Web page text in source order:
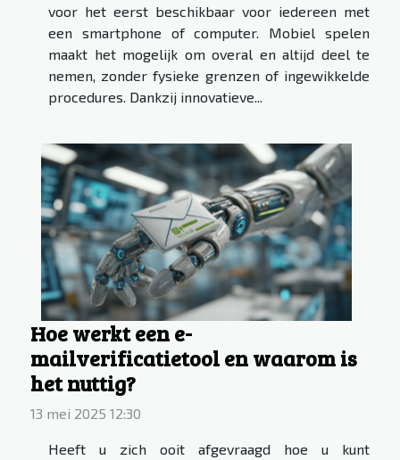
voor het eerst beschikbaar voor iedereen met
een smartphone of computer. Mobiel spelen
maakt het mogelijk om overal en altijd deel te
nemen, zonder fysieke grenzen of ingewikkelde
procedures. Dankzij innovatieve...
Hoe werkt een e-
mailverificatietool en waarom is
het nuttig?
13 mei 2025 12:30
Heeft u zich ooit afgevraagd hoe u kunt